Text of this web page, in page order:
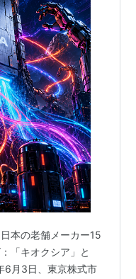
本の老舗メーカー15
「キオクシア」と
6月3日、東京株式市